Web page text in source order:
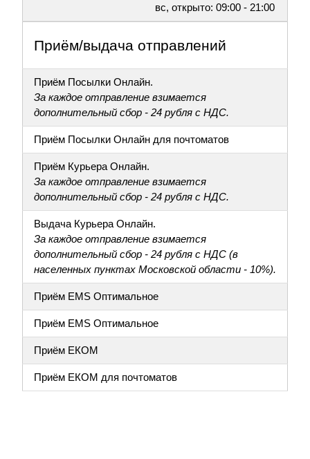
вс, открыто: 09:00 - 21:00
Приём/выдача отправлений
Приём Посылки Онлайн.
За каждое отправление взимается
дополнительный сбор - 24 рубля с НДС.
Приём Посылки Онлайн для почтоматов
Приём Курьера Онлайн.
За каждое отправление взимается
дополнительный сбор - 24 рубля с НДС.
Выдача Курьера Онлайн.
За каждое отправление взимается
дополнительный сбор - 24 рубля с НДС (в
населенных пунктах Московской области - 10%).
Приём EMS Оптимальное
Приём EMS Оптимальное
Приём ЕКОМ
Приём ЕКОМ для почтоматов